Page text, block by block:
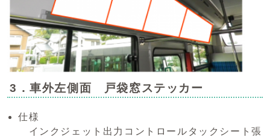
3．車外左側面 戸袋窓ステッカー
仕様
インクジェット出力コントロールタックシート張